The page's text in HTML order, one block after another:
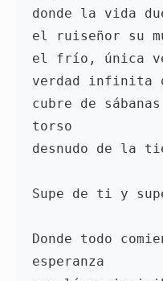
donde la vida
el ruiseñor su
el frío, única
verdad infinita
cubre de
torso
desnudo de la
Supe de ti y
Donde todo
esperanza